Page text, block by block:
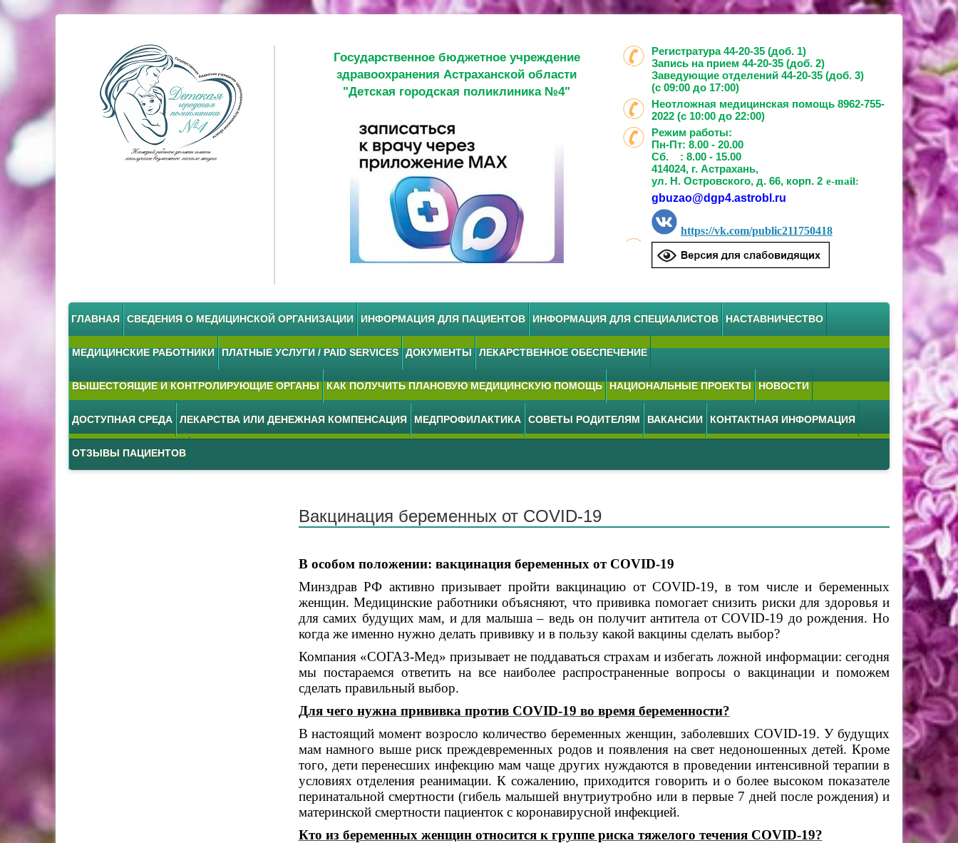
Регистратура 44-20-35 (доб. 1)
Запись на прием 44-20-35 (доб. 2)
Заведующие отделений 44-20-35 (доб. 3)
(с 09:00 до 17:00)
Неотложная медицинская помощь 8962-755-
2022 (с 10:00 до 22:00)
Режим работы:
Пн-Пт: 8.00 - 20.00
Сб. : 8.00 - 15.00
414024, г. Астрахань,
ул. Н. Островского, д. 66, корп. 2 e-mail:
gbuzao@dgp4.astrobl.ru
https://vk.com/public211750418
Государственное бюджетное учреждение
здравоохранения Астраханской области
"Детская городская поликлиника №4"
ГЛАВНАЯ СВЕДЕНИЯ О МЕДИЦИНСКОЙ ОРГАНИЗАЦИИ ИНФОРМАЦИЯ ДЛЯ ПАЦИЕНТОВ ИНФОРМАЦИЯ ДЛЯ СПЕЦИАЛИСТОВ НАСТАВНИЧЕСТВО
МЕДИЦИНСКИЕ РАБОТНИКИ ПЛАТНЫЕ УСЛУГИ / PAID SERVICES ДОКУМЕНТЫ ЛЕКАРСТВЕННОЕ ОБЕСПЕЧЕНИЕ
ВЫШЕСТОЯЩИЕ И КОНТРОЛИРУЮЩИЕ ОРГАНЫ КАК ПОЛУЧИТЬ ПЛАНОВУЮ МЕДИЦИНСКУЮ ПОМОЩЬ НАЦИОНАЛЬНЫЕ ПРОЕКТЫ НОВОСТИ
ДОСТУПНАЯ СРЕДА ЛЕКАРСТВА ИЛИ ДЕНЕЖНАЯ КОМПЕНСАЦИЯ МЕДПРОФИЛАКТИКА СОВЕТЫ РОДИТЕЛЯМ ВАКАНСИИ КОНТАКТНАЯ ИНФОРМАЦИЯ
ОТЗЫВЫ ПАЦИЕНТОВ
Вакцинация беременных от COVID-19
В особом положении: вакцинация беременных от COVID-19
Минздрав РФ активно призывает пройти вакцинацию от COVID-19, в том числе и беременных
женщин. Медицинские работники объясняют, что прививка помогает снизить риски для здоровья и
для самих будущих мам, и для малыша – ведь он получит антитела от COVID-19 до рождения. Но
когда же именно нужно делать прививку и в пользу какой вакцины сделать выбор?
Компания «СОГАЗ-Мед» призывает не поддаваться страхам и избегать ложной информации: сегодня
мы постараемся ответить на все наиболее распространенные вопросы о вакцинации и поможем
сделать правильный выбор.
Для чего нужна прививка против COVID-19 во время беременности?
В настоящий момент возросло количество беременных женщин, заболевших COVID-19. У будущих
мам намного выше риск преждевременных родов и появления на свет недоношенных детей. Кроме
того, дети перенесших инфекцию мам чаще других нуждаются в проведении интенсивной терапии в
условиях отделения реанимации. К сожалению, приходится говорить и о более высоком показателе
перинатальной смертности (гибель малышей внутриутробно или в первые 7 дней после рождения) и
материнской смертности пациенток с коронавирусной инфекцией.
Кто из беременных женщин относится к группе риска тяжелого течения COVID-19?